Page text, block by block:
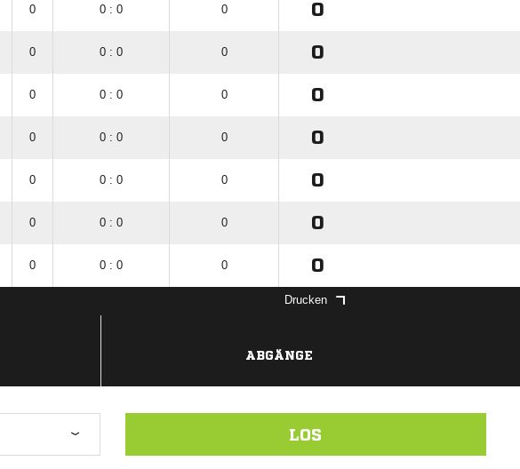
0 0 : 0 0 0
0 0 : 0 0 0
0 0 : 0 0 0
0 0 : 0 0 0
0 0 : 0 0 0
0 0 : 0 0 0
0 0 : 0 0 0
Drucken
ABGÄNGE
LOS